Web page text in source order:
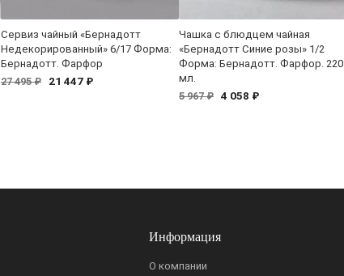
Сервиз чайный «Бернадотт
Недекорированный» 6/17 Форма:
Бернадотт. Фарфор
27 495 ₽
21 447 ₽
Чашка с блюдцем чайная
«Бернадотт Синие розы» 1/2
Форма: Бернадотт. Фарфор. 220
мл.
5 967 ₽ 4 058 ₽
Информация
О компании